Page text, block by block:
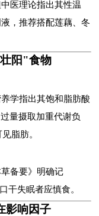
医理论指出其性温
，推荐搭配莲藕、冬
阳"食物
学指出其饱和脂肪酸
量摄取加重代谢负
脂肪。
备要》明确记
干失眠者应慎食。
影响因子